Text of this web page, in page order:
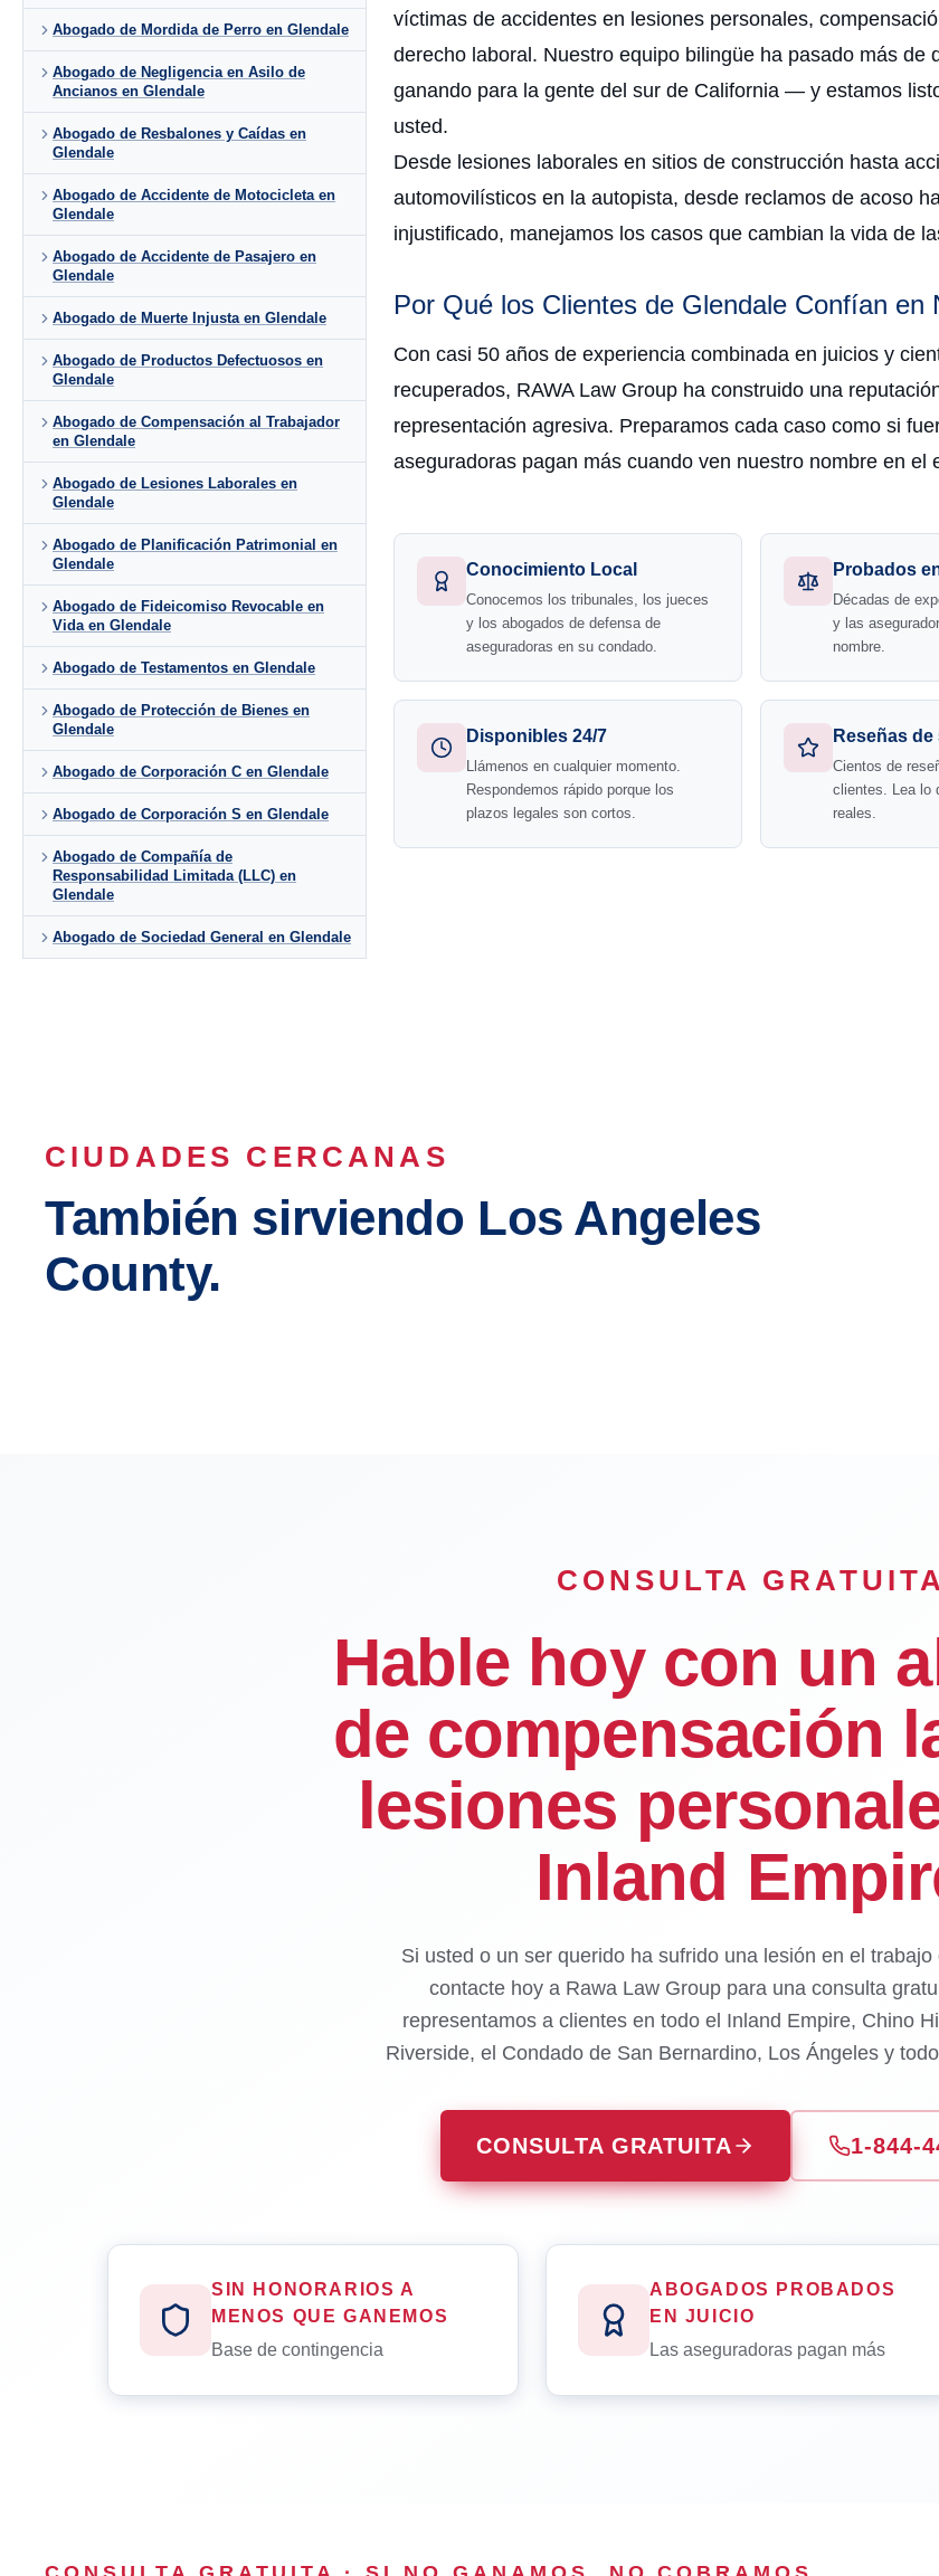
Abogado de Mordida de Perro en Glendale
Abogado de Negligencia en Asilo de
Ancianos en Glendale
Abogado de Resbalones y Caídas en
Glendale
Abogado de Accidente de Motocicleta en
Glendale
Abogado de Accidente de Pasajero en
Glendale
Abogado de Muerte Injusta en Glendale
Abogado de Productos Defectuosos en
Glendale
Abogado de Compensación al Trabajador
en Glendale
Abogado de Lesiones Laborales en
Glendale
Abogado de Planificación Patrimonial en
Glendale
Abogado de Fideicomiso Revocable en
Vida en Glendale
Abogado de Testamentos en Glendale
Abogado de Protección de Bienes en
Glendale
Abogado de Corporación C en Glendale
Abogado de Corporación S en Glendale
Abogado de Compañía de
Responsabilidad Limitada (LLC) en
Glendale
Abogado de Sociedad General en Glendale
víctimas de accidentes en lesiones personales,
derecho laboral. Nuestro equipo bilingüe ha pasado más de
ganando para la gente del sur de California — y estamos
usted.
Desde lesiones laborales en sitios de construcción hasta
automovilísticos en la autopista, desde reclamos de acoso
injustificado, manejamos los casos que cambian la vida de
Por Qué los Clientes de Glendale Confían en
Con casi 50 años de experiencia combinada en juicios y
recuperados, RAWA Law Group ha construido una
representación agresiva. Preparamos cada caso como si
aseguradoras pagan más cuando ven nuestro nombre en el
Conocimiento Local
Conocemos los tribunales, los jueces
y los abogados de defensa de
aseguradoras en su condado.
Probados
Décadas de
y las
nombre.
Disponibles 24/7
Llámenos en cualquier momento.
Respondemos rápido porque los
plazos legales son cortos.
Reseñas
Cientos de
clientes. Lea lo
reales.
CIUDADES CERCANAS
También sirviendo Los Angeles
County.
CONSULTA GRATUITA
Hable hoy con un
de compensación
lesiones
Inland
Si usted o un ser querido ha sufrido una lesión en el
contacte hoy a Rawa Law Group para una consulta
representamos a clientes en todo el Inland Empire, Chino
Riverside, el Condado de San Bernardino, Los Ángeles y
CONSULTA GRATUITA 1-844-
SIN HONORARIOS A
MENOS QUE GANEMOS
Base de contingencia
ABOGADOS PROBADOS
EN JUICIO
Las aseguradoras pagan más